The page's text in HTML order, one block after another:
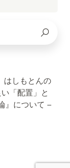
はしもとんの
「配置」と
』について –